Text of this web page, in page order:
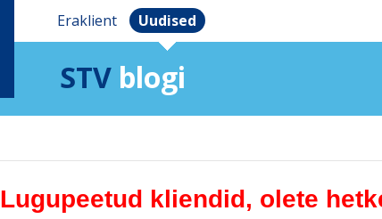
Eraklient Uudised
STV blogi
Lugupeetud kliendid, olete